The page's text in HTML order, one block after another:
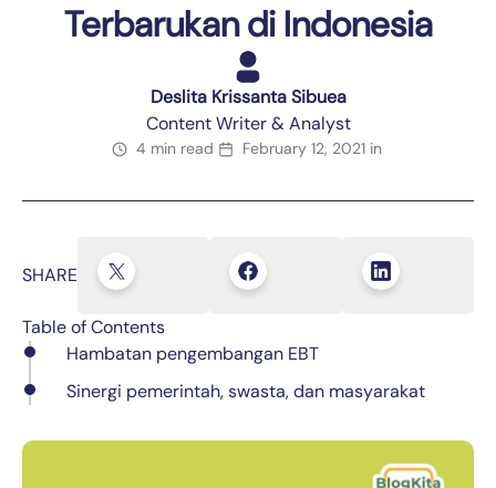
Terbarukan di Indonesia
Deslita Krissanta Sibuea
Content Writer & Analyst
4 min read February 12, 2021in
SHARE
Table of Contents
Hambatan pengembangan EBT
Sinergi pemerintah, swasta, dan masyarakat